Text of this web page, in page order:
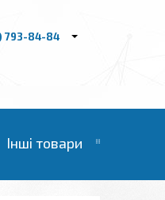
793-84-84
Інші товари